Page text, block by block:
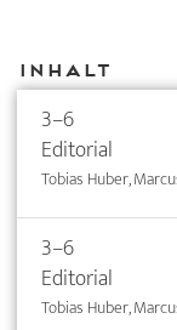
Inhalt
3–6
Editorial
Tobias Huber,
3–6
Editorial
Tobias Huber,